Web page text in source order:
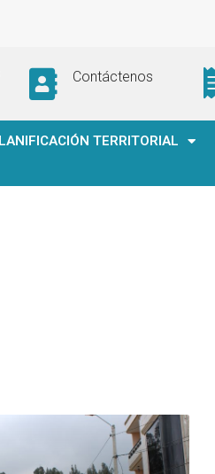
Contáctenos
TERRITORIAL